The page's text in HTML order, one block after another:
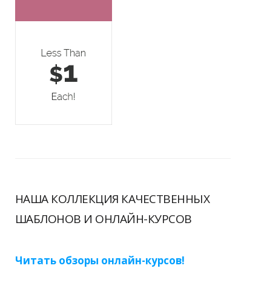
НАША КОЛЛЕКЦИЯ КАЧЕСТВЕННЫХ
ШАБЛОНОВ И ОНЛАЙН-КУРСОВ
Читать обзоры онлайн-курсов!